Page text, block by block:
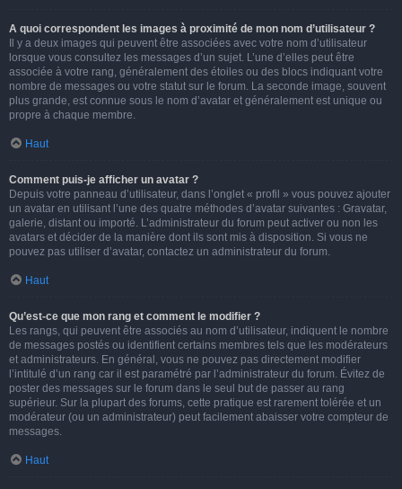
A quoi correspondent les images à proximité de mon nom d’utilisateur ?
Il y a deux images qui peuvent être associées avec votre nom d’utilisateur
lorsque vous consultez les messages d’un sujet. L’une d’elles peut être
associée à votre rang, généralement des étoiles ou des blocs indiquant votre
nombre de messages ou votre statut sur le forum. La seconde image, souvent
plus grande, est connue sous le nom d’avatar et généralement est unique ou
propre à chaque membre.
Haut
Comment puis-je afficher un avatar ?
Depuis votre panneau d’utilisateur, dans l’onglet « profil » vous pouvez ajouter
un avatar en utilisant l’une des quatre méthodes d’avatar suivantes : Gravatar,
galerie, distant ou importé. L’administrateur du forum peut activer ou non les
avatars et décider de la manière dont ils sont mis à disposition. Si vous ne
pouvez pas utiliser d’avatar, contactez un administrateur du forum.
Haut
Qu’est-ce que mon rang et comment le modifier ?
Les rangs, qui peuvent être associés au nom d’utilisateur, indiquent le nombre
de messages postés ou identifient certains membres tels que les modérateurs
et administrateurs. En général, vous ne pouvez pas directement modifier
l’intitulé d’un rang car il est paramétré par l’administrateur du forum. Évitez de
poster des messages sur le forum dans le seul but de passer au rang
supérieur. Sur la plupart des forums, cette pratique est rarement tolérée et un
modérateur (ou un administrateur) peut facilement abaisser votre compteur de
messages.
Haut